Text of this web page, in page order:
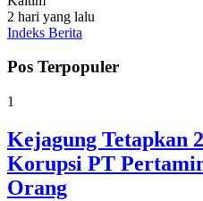
2 hari yang lalu
Indeks Berita
Pos Terpopuler
1
Kejagung Tetapkan
Korupsi PT
Orang